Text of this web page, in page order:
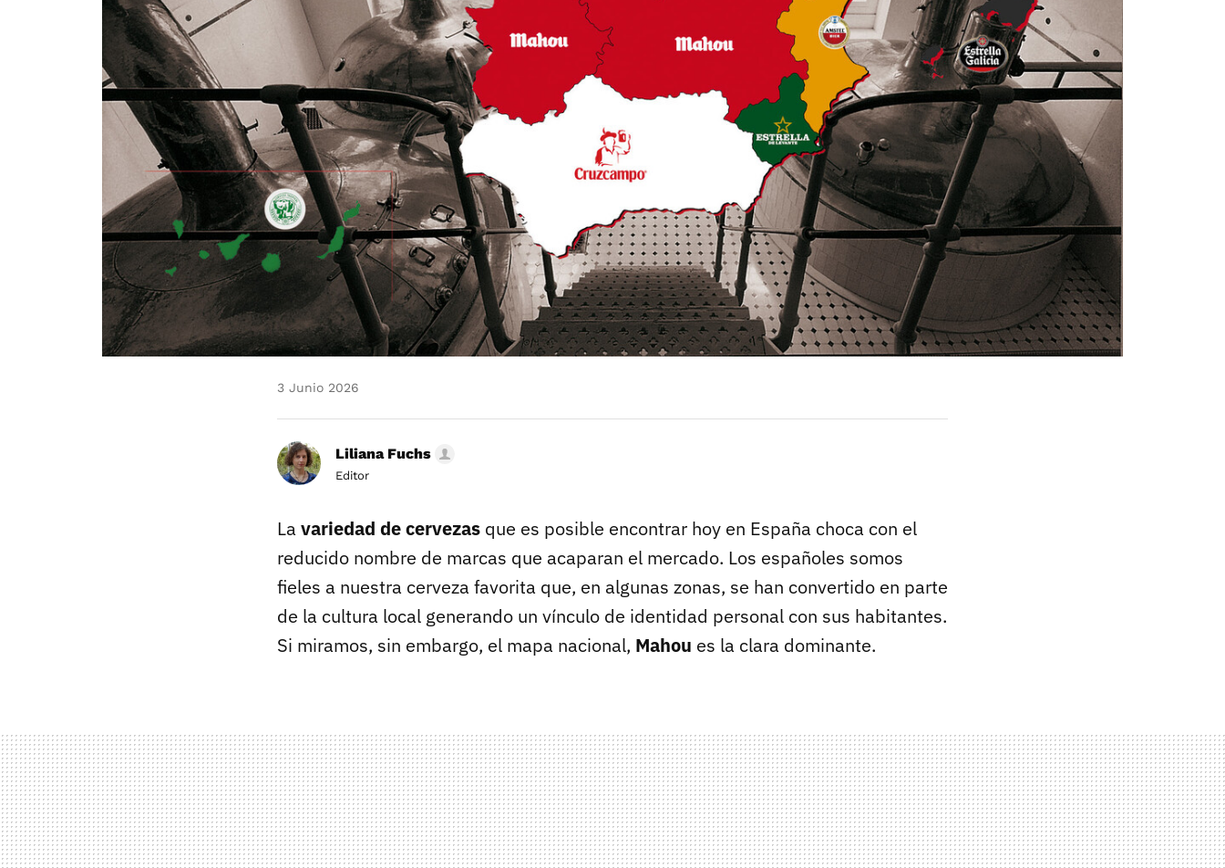
3 Junio 2026
Liliana Fuchs
Editor
La variedad de cervezas que es posible encontrar hoy en España choca con el
reducido nombre de marcas que acaparan el mercado. Los españoles somos
fieles a nuestra cerveza favorita que, en algunas zonas, se han convertido en parte
de la cultura local generando un vínculo de identidad personal con sus habitantes.
Si miramos, sin embargo, el mapa nacional, Mahou es la clara dominante.